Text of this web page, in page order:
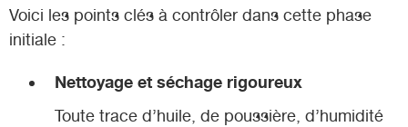
Voici les points clés à contrôler dans cette phase
initiale :
Nettoyage et séchage rigoureux
Toute trace d’huile, de poussière, d’humidité